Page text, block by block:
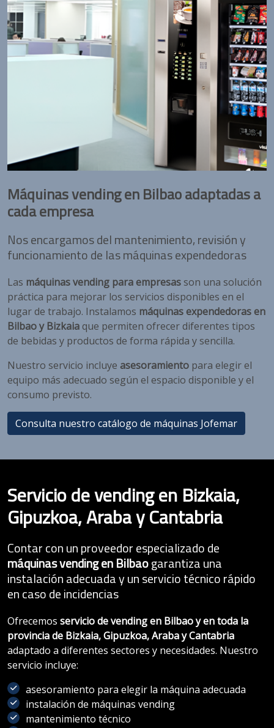
Máquinas vending en Bilbao adaptadas a
cada empresa
Nos encargamos del mantenimiento, revisión y
funcionamiento de las máquinas expendedoras
Las máquinas vending para empresasson una solución
práctica para mejorar los servicios disponibles en el
lugar de trabajo. Instalamos máquinas expendedoras en
Bilbao y Bizkaiaque permiten ofrecer diferentes tipos
de bebidas y productos de forma rápida y sencilla.
Nuestro servicio incluye asesoramiento para elegir el
equipo más adecuado según el espacio disponible y el
consumo previsto.
Consulta nuestro catálogo de máquinas Jofemar
Servicio de vending en Bizkaia,
Gipuzkoa, Araba y Cantabria
Contar con un proveedor especializado de
máquinas vending en Bilbaogarantiza una
instalación adecuada y un servicio técnico rápido
en caso de incidencias
Ofrecemos servicio de vending en Bilbao y en toda la
provincia de Bizkaia, Gipuzkoa, Araba y Cantabria
adaptado a diferentes sectores y necesidades. Nuestro
servicio incluye:
asesoramiento para elegir la máquina adecuada
instalación de máquinas vending
mantenimiento técnico